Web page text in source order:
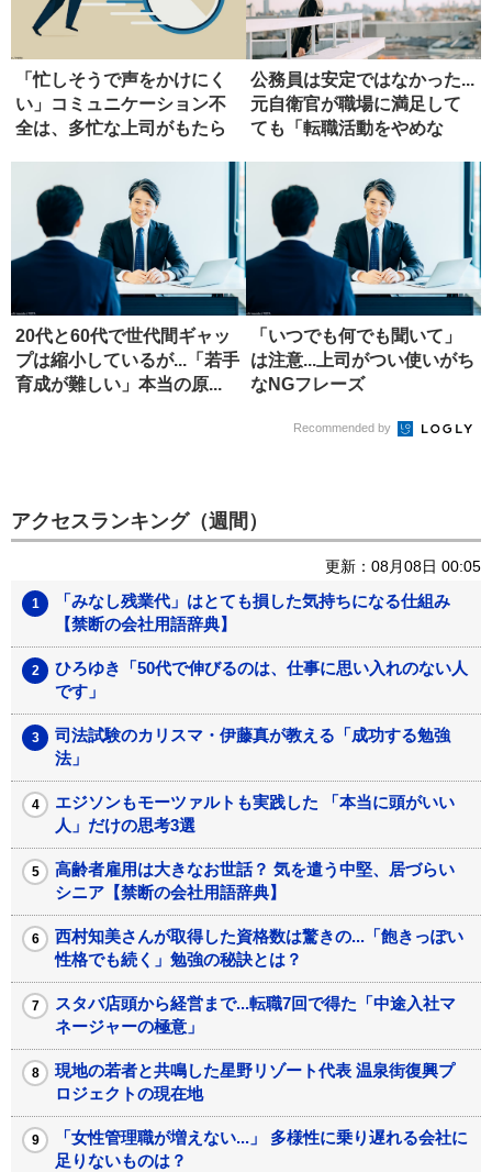
「忙しそうで声をかけにく
い」コミュニケーション不
全は、多忙な上司がもたら
公務員は安定ではなかった...
元自衛官が職場に満足して
ても「転職活動をやめな
20代と60代で世代間ギャッ
プは縮小しているが...「若手
育成が難しい」本当の原...
「いつでも何でも聞いて」
は注意...上司がつい使いがち
なNGフレーズ
Recommended by
アクセスランキング（週間）
更新：08月08日 00:05
「みなし残業代」はとても損した気持ちになる仕組み
【禁断の会社用語辞典】
ひろゆき「50代で伸びるのは、仕事に思い入れのない人
です」
司法試験のカリスマ・伊藤真が教える「成功する勉強
法」
エジソンもモーツァルトも実践した 「本当に頭がいい
人」だけの思考3選
高齢者雇用は大きなお世話？ 気を遣う中堅、居づらい
シニア【禁断の会社用語辞典】
西村知美さんが取得した資格数は驚きの...「飽きっぽい
性格でも続く」勉強の秘訣とは？
スタバ店頭から経営まで...転職7回で得た「中途入社マ
ネージャーの極意」
現地の若者と共鳴した星野リゾート代表 温泉街復興プ
ロジェクトの現在地
「女性管理職が増えない...」 多様性に乗り遅れる会社に
足りないものは？